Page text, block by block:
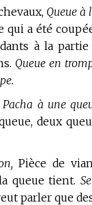
Queue à
qui a été
à la
Queue en
Pacha à une
deux
Pièce de
queue tient.
parler que